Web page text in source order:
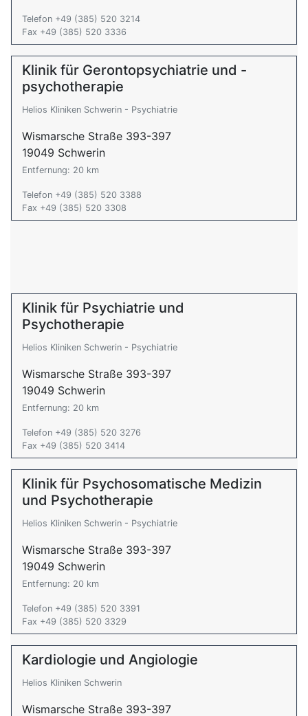
Telefon +49 (385) 520 3214
Fax +49 (385) 520 3336
Klinik für Gerontopsychiatrie und -
psychotherapie
Helios Kliniken Schwerin - Psychiatrie
Wismarsche Straße 393-397
19049 Schwerin
Entfernung: 20 km
Telefon +49 (385) 520 3388
Fax +49 (385) 520 3308
Klinik für Psychiatrie und
Psychotherapie
Helios Kliniken Schwerin - Psychiatrie
Wismarsche Straße 393-397
19049 Schwerin
Entfernung: 20 km
Telefon +49 (385) 520 3276
Fax +49 (385) 520 3414
Klinik für Psychosomatische Medizin
und Psychotherapie
Helios Kliniken Schwerin - Psychiatrie
Wismarsche Straße 393-397
19049 Schwerin
Entfernung: 20 km
Telefon +49 (385) 520 3391
Fax +49 (385) 520 3329
Kardiologie und Angiologie
Helios Kliniken Schwerin
Wismarsche Straße 393-397